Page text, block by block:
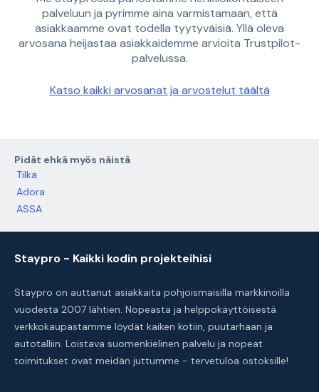
palveluun ja pyrimme aina varmistamaan, että
asiakkaamme ovat todella tyytyväisiä. Yllä oleva
arvosana heijastaa asiakkaidemme arvioita Trustpilot-
palvelussa.
Katso kaikki arvosanat ja arvostelut täältä
Pidät ehkä myös näistä
Tilka
Adora
ASSA
Staypro - Kaikki kodin projekteihisi
Staypro on auttanut asiakkaita pohjoismaisilla markkinoilla
vuodesta 2007 lähtien. Nopeasta ja helppokäyttöisestä
verkkokaupastamme löydät kaiken kotiin, puutarhaan ja
autotalliin. Loistava suomenkielinen palvelu ja nopeat
toimitukset ovat meidän juttumme - tervetuloa ostoksille!